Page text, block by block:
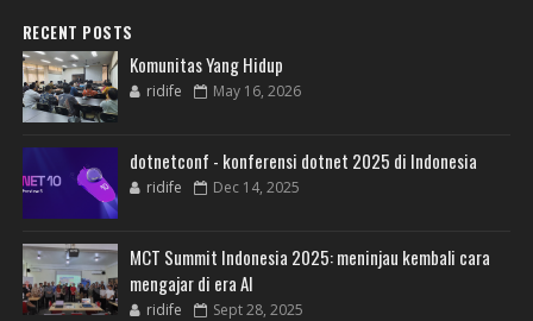
RECENT POSTS
Komunitas Yang Hidup
ridife May 16, 2026
dotnetconf - konferensi dotnet 2025 di Indonesia
ridife Dec 14, 2025
MCT Summit Indonesia 2025: meninjau kembali cara
mengajar di era AI
ridife Sept 28, 2025